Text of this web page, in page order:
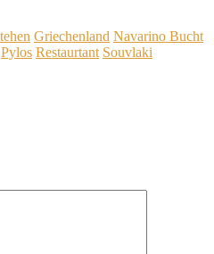
Griechenland Navarino Bucht
Pylos Restaurtant Souvlaki